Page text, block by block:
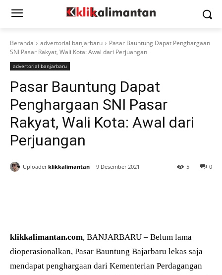
Beranda advertorial banjarbaru
Pasar Bauntung Dapat Penghargaan
SNI Pasar Rakyat, Wali Kota: Awal dari Perjuangan
advertorial banjarbaru
Pasar Bauntung Dapat
Penghargaan SNI Pasar
Rakyat, Wali Kota: Awal dari
Perjuangan
Uploader klikkalimantan 9 Desember 2021 0
5
klikkalimantan.com, BANJARBARU – Belum lama
dioperasionalkan, Pasar Bauntung Bajarbaru lekas saja
mendapat penghargaan dari Kementerian Perdagangan